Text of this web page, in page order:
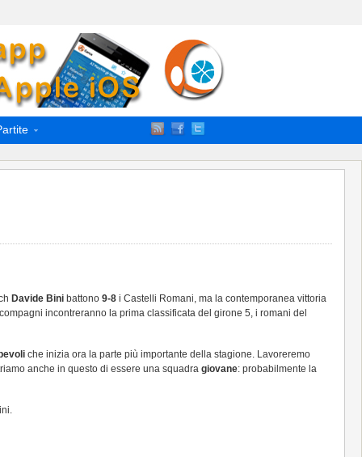
Davide Bini battono 9-8 i Castelli Romani, ma la contemporanea vittoria
incontreranno la prima classificata del girone 5, i romani del
che inizia ora la parte più importante della stagione. Lavoreremo
anche in questo di essere una squadra giovane: probabilmente la